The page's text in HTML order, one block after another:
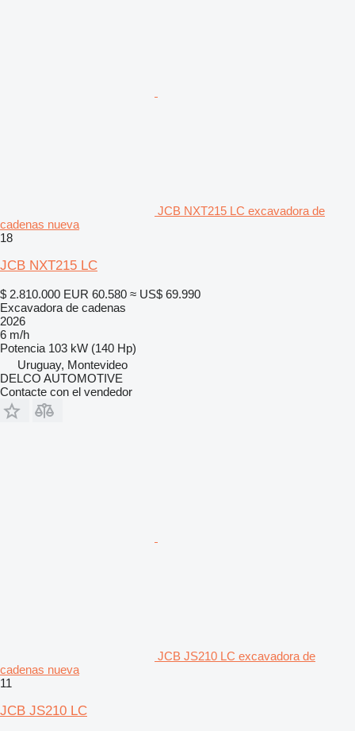
JCB NXT215 LC excavadora de
cadenas nueva
18
JCB NXT215 LC
$ 2.810.000 EUR 60.580 ≈ US$ 69.990
Excavadora de cadenas
2026
6 m/h
Potencia 103 kW (140 Hp)
Uruguay, Montevideo
DELCO AUTOMOTIVE
Contacte con el vendedor
JCB JS210 LC excavadora de
cadenas nueva
11
JCB JS210 LC